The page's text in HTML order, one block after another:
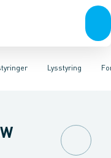
Forgreningsmateriel
Lysstyring
styring Glimtænder